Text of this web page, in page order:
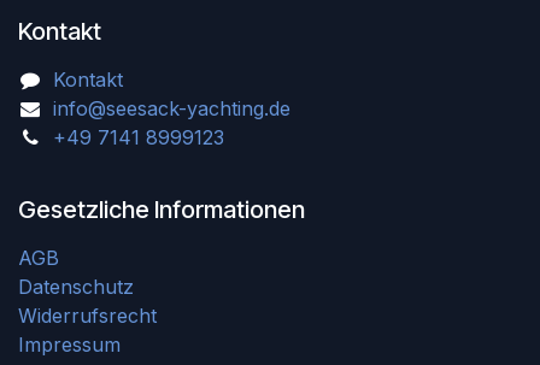
Kontakt
Kontakt
info@seesack-yachting.de
+49 7141 8999123
Gesetzliche Informationen
AGB
Datenschutz
Widerrufsrecht
Impressum